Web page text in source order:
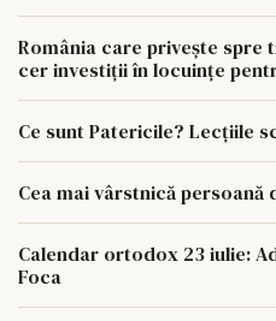
România care privește
cer investiții în locuințe
Ce sunt Patericile? Lecțiile
Cea mai vârstnică persoană
Calendar ortodox 23 iulie:
Foca